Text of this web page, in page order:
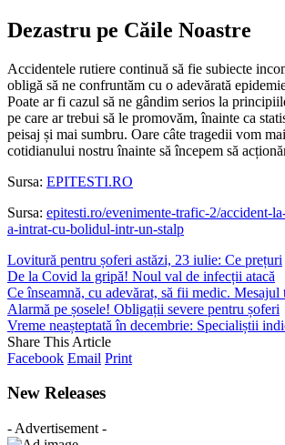
Dezastru pe Căile Noastre
Accidentele rutiere continuă să fie subiecte
obligă să ne confruntăm cu o adevărată
Poate ar fi cazul să ne gândim serios la
pe care ar trebui să le promovăm, înainte ca
peisaj și mai sumbru. Oare câte tragedii vom
cotidianului nostru înainte să începem să
Sursa: EPITESTI.RO
Sursa: epitesti.ro/evenimente-trafic-2/accident-
a-intrat-cu-bolidul-intr-un-stalp
Lovitură pentru șoferi astăzi, 23 iulie: Ce prețuri
De la Covid la gripă! Noul val de infecții atacă
Ce înseamnă, cu adevărat, să fii medic. Mesajul
Alarmă pe șosele! Obligații severe pentru șoferi
Vreme neașteptată în decembrie: Specialiștii
Share This Article
Facebook Email Print
New Releases
- Advertisement -